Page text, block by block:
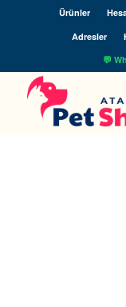
Ürünler
Adresler
💬